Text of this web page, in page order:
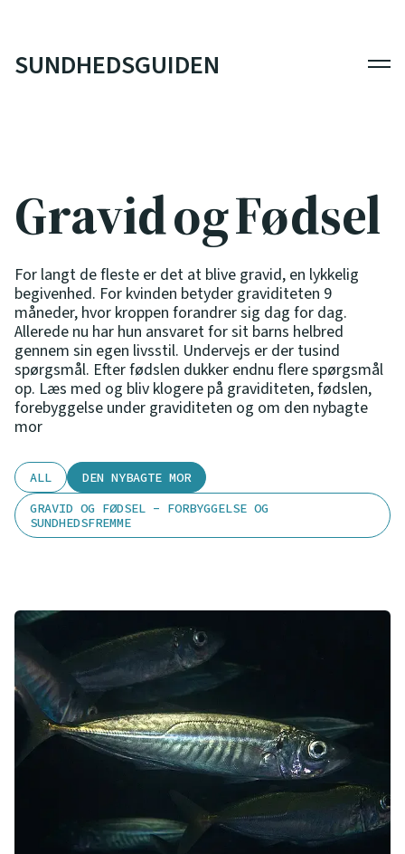
SUNDHEDSGUIDEN
Gravid og Fødsel
For langt de fleste er det at blive gravid, en lykkelig
begivenhed. For kvinden betyder graviditeten 9
måneder, hvor kroppen forandrer sig dag for dag.
Allerede nu har hun ansvaret for sit barns helbred
gennem sin egen livsstil. Undervejs er der tusind
spørgsmål. Efter fødslen dukker endnu flere spørgsmål
op. Læs med og bliv klogere på graviditeten, fødslen,
forebyggelse under graviditeten og om den nybagte
mor
ALL
DEN NYBAGTE MOR
GRAVID OG FØDSEL - FORBYGGELSE OG
SUNDHEDSFREMME